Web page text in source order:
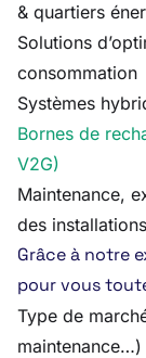
& quartiers
Solutions
consommation
Systèmes
Bornes de
V2G)
Maintenance,
des installations
Grâce à notre
pour vous
Type de
maintenance…)